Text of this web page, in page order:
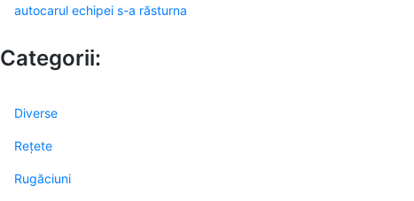
autocarul echipei s-a răsturna
Categorii:
Diverse
Rețete
Rugăciuni